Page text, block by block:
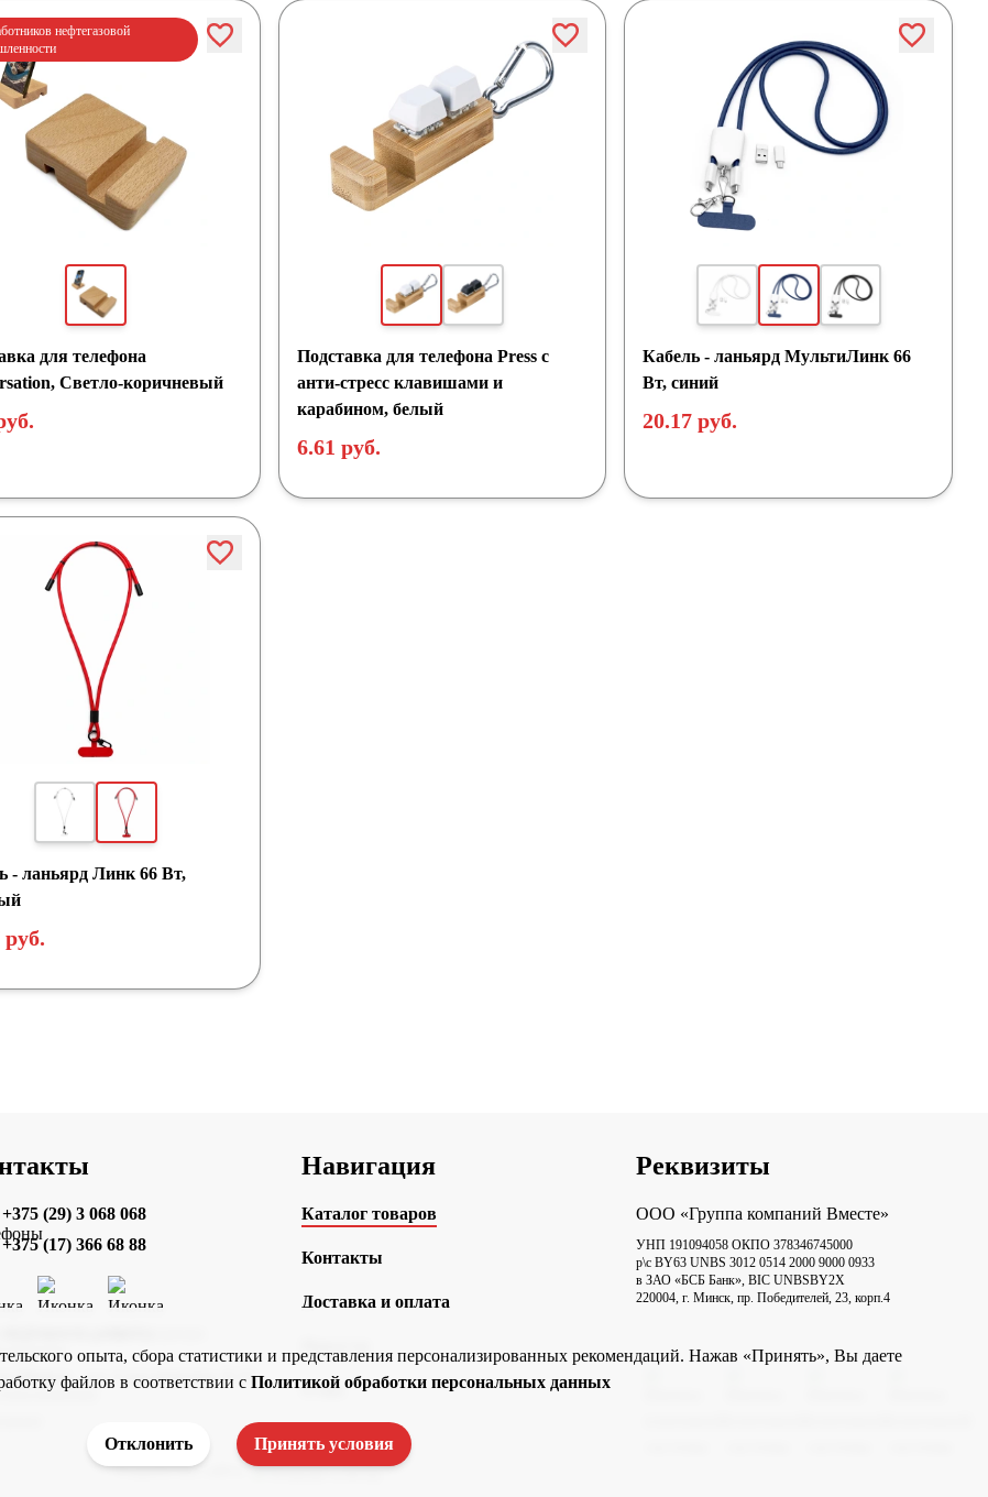
нефтегазовой
для телефона
Светло-коричневый
Подставка для телефона Press c
анти-стресс клавишами и
карабином, белый
6.61 руб.
Кабель - ланьярд МультиЛинк 66
Вт, синий
20.17 руб.
- ланьярд Линк 66 Вт,
руб.
+375 (29) 3 068 068
+375 (17) 366 68 88
г. Минск, ул. Смолячкова, 9-15
Навигация
Каталог товаров
Контакты
Доставка и оплата
О нас
Реквизиты
ООО «Группа компаний Вместе»
УНП 191094058 ОКПО 378346745000
р\с BY63 UNBS 3012 0514 2000 9000 0933
в ЗАО «БСБ Банк», BIC UNBSBY2X
220004, г. Минск, пр. Победителей, 23, корп.4
Разработка сайта
опыта, сбора статистики и представления персонализированных рекомендаций. Нажав «Принять», Вы даете
файлов в соответствии с Политикой обработки персональных данных
Отклонить Принять условия